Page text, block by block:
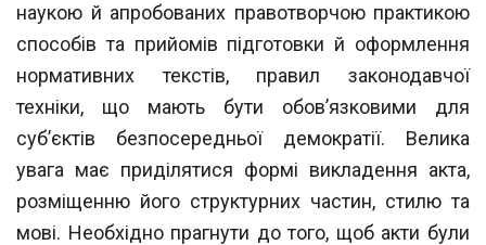
наукою й апробованих правотворчою практикою
способів та прийомів підготовки й оформлення
нормативних текстів, правил законодавчої
техніки, що мають бути обов’язковими для
суб’єктів безпосередньої демократії. Велика
увага має приділятися формі викладення акта,
розміщенню його структурних частин, стилю та
мові. Необхідно прагнути до того, щоб акти були